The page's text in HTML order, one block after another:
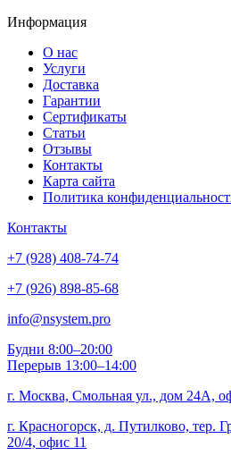
Информация
О нас
Услуги
Доставка
Гарантии
Сертификаты
Статьи
Отзывы
Контакты
Карта сайта
Политика
Контакты
+7 (928) 408-74-74
+7 (926) 898-85-68
info@nsystem.pro
Будни 8:00–20:00
Перерыв 13:00–14:00
г. Москва, Смольная ул., дом 24А,
г. Красногорск, д. Путилково, тер.
20/4, офис 11